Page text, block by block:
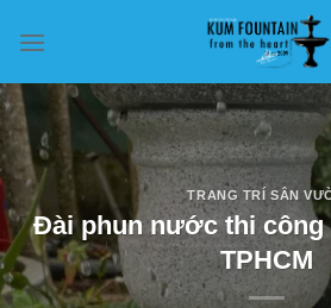
qua
dung
TRANG TRÍ SÂN
Đài phun nước thi công
TPHCM